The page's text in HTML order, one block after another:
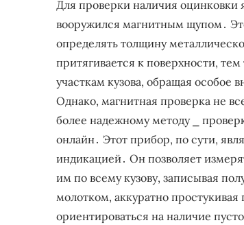
Для проверки наличия оцинковки
вооружился магнитным щупом․
определять толщину
притягивается к поверхности,
участкам кузова, обращая особое
Однако, магнитная проверка не
более надежному методу ⎯
онлайн․ Этот прибор, по сути,
индикацией․ Он позволяет
им по всему кузову, записывая
молотком, аккуратно простукивая
ориентироваться на наличие